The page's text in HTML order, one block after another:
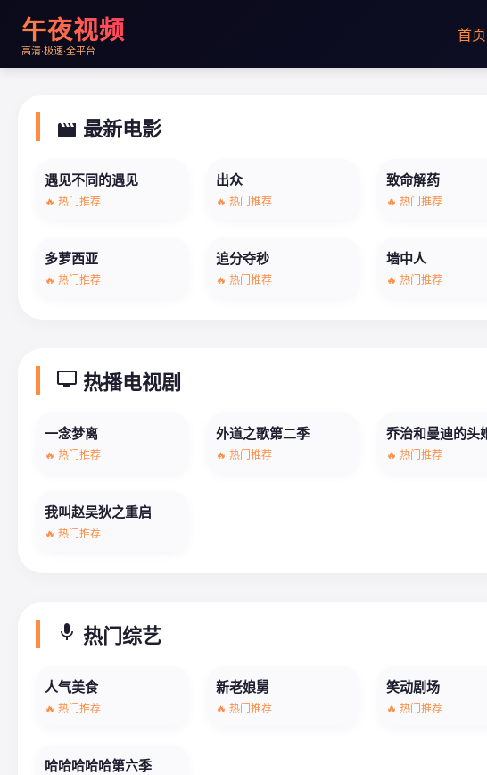
午夜视频
高清·极速·全平台
首页
movie 最新电影
遇见不同的遇见
🔥 热门推荐
出众
🔥 热门推荐
致命解药
🔥 热门推荐
多萝西亚
🔥 热门推荐
追分夺秒
🔥 热门推荐
墙中人
🔥 热门推荐
tv 热播电视剧
一念梦离
🔥 热门推荐
外道之歌第二季
🔥 热门推荐 🔥 热门推荐
我叫赵吴狄之重启
🔥 热门推荐
mic 热门综艺
人气美食
🔥 热门推荐
新老娘舅
🔥 热门推荐
笑动剧场
🔥 热门推荐
哈哈哈哈哈第六季